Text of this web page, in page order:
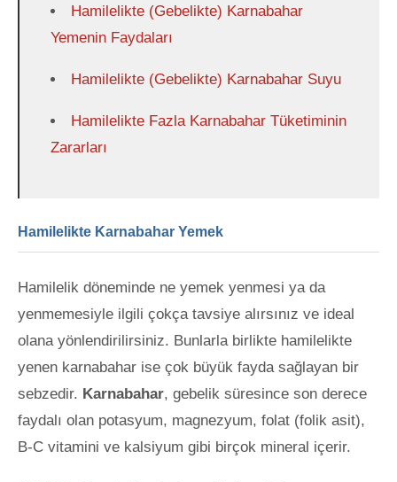
Hamilelikte (Gebelikte) Karnabahar
Yemenin Faydaları
Hamilelikte (Gebelikte) Karnabahar Suyu
Hamilelikte Fazla Karnabahar Tüketiminin
Zararları
Hamilelikte Karnabahar Yemek
Hamilelik döneminde ne yemek yenmesi ya da
yenmemesiyle ilgili çokça tavsiye alırsınız ve ideal
olana yönlendirilirsiniz. Bunlarla birlikte hamilelikte
yenen karnabahar ise çok büyük fayda sağlayan bir
sebzedir. Karnabahar, gebelik süresince son derece
faydalı olan potasyum, magnezyum, folat (folik asit),
B-C vitamini ve kalsiyum gibi birçok mineral içerir.